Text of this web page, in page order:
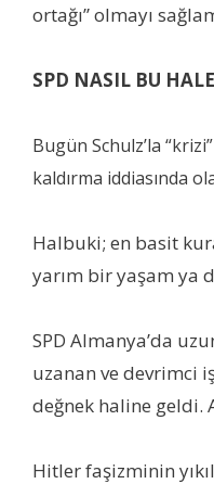
ortağı” olmayı
SPD NASIL BU
Bugün Schulz’la
kaldırma iddiasında
Halbuki; en basit
yarım bir yaşam ya
SPD Almanya’da
uzanan ve devrimci
değnek haline geldi.
Hitler faşizminin